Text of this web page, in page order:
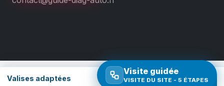
Valises adaptées
Comparer
Visite guidée
VISITE DU SITE - 5 ÉTAPES